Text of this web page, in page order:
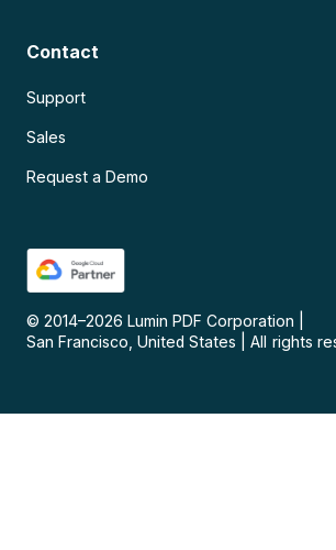
Contact
Support
Sales
Request a Demo
© 2014–2026 Lumin PDF Corporation
San Francisco, United States
All rights